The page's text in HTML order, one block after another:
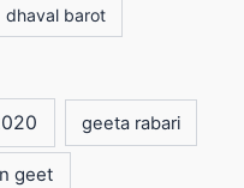
dhaval barot
geeta rabari
geet